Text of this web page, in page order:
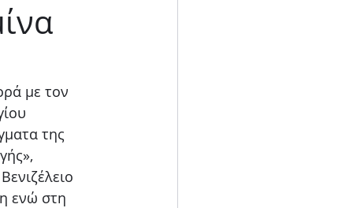
με τον
της
ενώ στη